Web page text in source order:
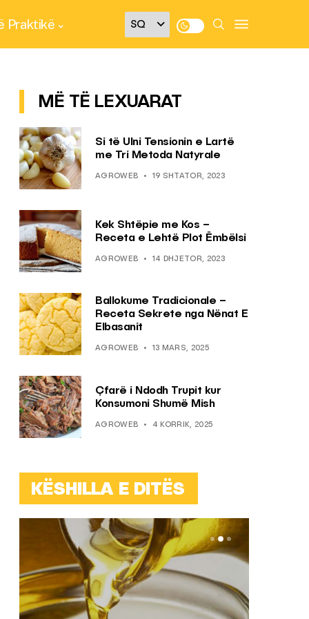
Praktikë
MË TË LEXUARAT
Si të Ulni Tensionin e Lartë
me Tri Metoda Natyrale
AGROWEB 19 SHTATOR, 2023
Kek Shtëpie me Kos –
Receta e Lehtë Plot Ëmbëlsi
AGROWEB 14 DHJETOR, 2023
Ballokume Tradicionale –
Receta Sekrete nga Nënat E
Elbasanit
AGROWEB 13 MARS, 2025
Çfarë i Ndodh Trupit kur
Konsumoni Shumë Mish
AGROWEB 4 KORRIK, 2025
KËSHILLA E DITËS